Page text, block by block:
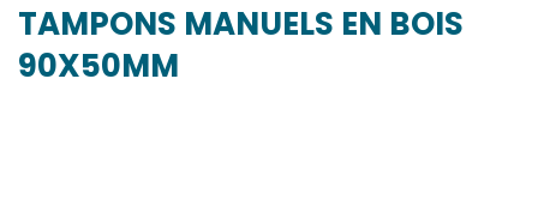
TAMPONS MANUELS EN BOIS
90X50MM